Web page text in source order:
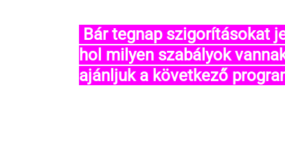
hol milyen szabályok
ajánljuk a következő